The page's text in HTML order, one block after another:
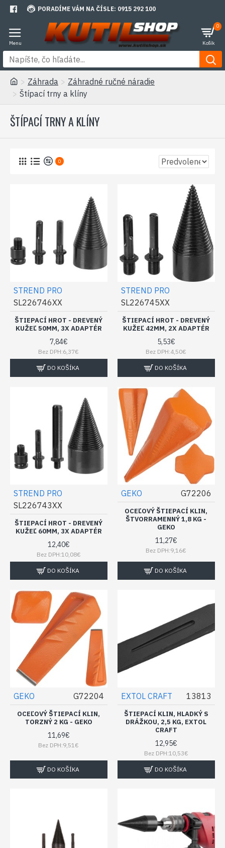
PORADÍME VÁM NA ČÍSLE: 0915 292 100
0
Záhrada
Záhradné ručné náradie
Štípací trny a klíny
ŠTÍPACÍ TRNY A KLÍNY
0
STREND PRO
SL226746XX
ŠTIEPACÍ HROT - DREVENÝ
KUŽEĽ 50MM, 3X ADAPTÉR
7,84€
Bez DPH:6,37€
DO KOŠÍKA
STREND PRO
SL226745XX
ŠTIEPACÍ HROT - DREVENÝ
KUŽEĽ 42MM, 2X ADAPTÉR
5,53€
Bez DPH:4,50€
DO KOŠÍKA
STREND PRO
SL226743XX
ŠTIEPACÍ HROT - DREVENÝ
KUŽEĽ 60MM, 3X ADAPTÉR
12,40€
Bez DPH:10,08€
DO KOŠÍKA
GEKO G72206
OCEĽOVÝ ŠTIEPACÍ KLIN,
ŠTVORRAMENNÝ 1,8 KG -
GEKO
11,27€
Bez DPH:9,16€
DO KOŠÍKA
GEKO G72204
OCEĽOVÝ ŠTIEPACÍ KLIN,
TORZNÝ 2 KG - GEKO
11,69€
Bez DPH:9,51€
DO KOŠÍKA
EXTOL CRAFT 13813
ŠTIEPACÍ KLIN, HLADKÝ S
DRÁŽKOU, 2,5 KG, EXTOL
CRAFT
12,95€
Bez DPH:10,53€
DO KOŠÍKA